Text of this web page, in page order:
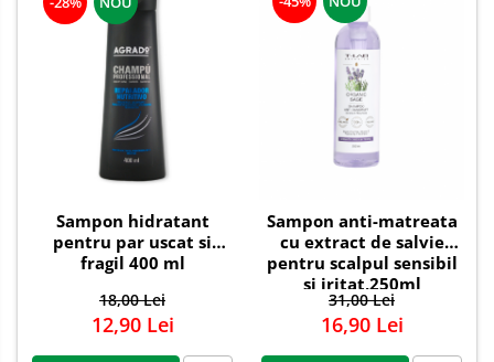
Sampon hidratant
pentru par uscat si
fragil 400 ml
18,00 Lei
12,90 Lei
Sampon anti-matreata
cu extract de salvie
pentru scalpul sensibil
si iritat,250ml
31,00 Lei
16,90 Lei